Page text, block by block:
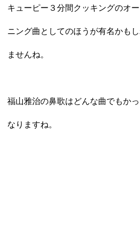
キューピー３分間クッキングのオ
ニング曲としてのほうが有名かも
ませんね。
福山雅治の鼻歌はどんな曲でもかっ
なりますね。